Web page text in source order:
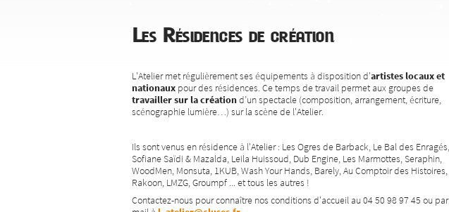
Les Résidences de création
L'Atelier met régulièrement ses équipements à disposition d'artistes locaux et
nationaux pour des résidences. Ce temps de travail permet aux groupes de
travailler sur la créationd’un spectacle (composition, arrangement, écriture,
scénographie lumière…) sur la scène de l'Atelier.
Ils sont venus en résidence à l'Atelier : Les Ogres de Barback, Le Bal des Enragés,
Sofiane Saïdi & Mazalda, Leila Huissoud, Dub Engine, Les Marmottes, Seraphin,
WoodMen, Monsuta, 1KUB, Wash Your Hands, Barely, Au Comptoir des Histoires,
Rakoon, LMZG, Groumpf ... et tous les autres !
Contactez-nous pour connaître nos conditions d'accueil au 04 50 98 97 45 ou par